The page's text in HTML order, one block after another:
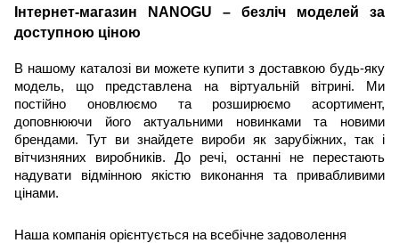
Інтернет-магазин NANOGU – безліч моделей за
доступною ціною
В нашому каталозі ви можете купити з доставкою будь-яку
модель, що представлена на віртуальній вітрині. Ми
постійно оновлюємо та розширюємо асортимент,
доповнюючи його актуальними новинками та новими
брендами. Тут ви знайдете вироби як зарубіжних, так і
вітчизняних виробників. До речі, останні не перестають
надувати відмінною якістю виконання та привабливими
цінами.
Наша компанія орієнтується на всебічне задоволення